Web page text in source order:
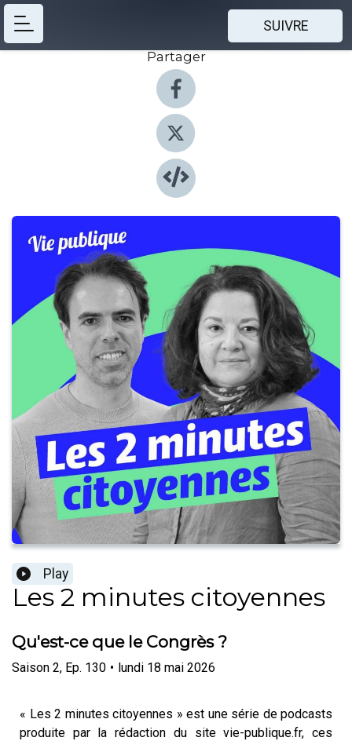
SUIVRE
Partager
Play
Les 2 minutes citoyennes
Qu'est-ce que le Congrès ?
Saison 2, Ep. 130 • lundi 18 mai 2026
« Les 2 minutes citoyennes » est une série de podcasts
produite par la rédaction du site vie-publique.fr, ces